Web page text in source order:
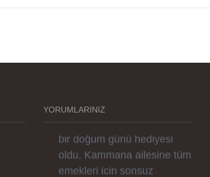
YORUMLARINIZ
siparislerim kısa zamanda
elime ulaştı. Keyifli ve özel
bir doğum günü hediyesi
oldu. Kammana ailesine tüm
emekleri icin sonsuz